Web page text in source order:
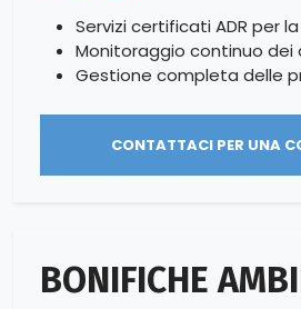
Servizi certificati ADR per
Monitoraggio continuo dei
Gestione completa delle
CONTATTACI PER UNA
BONIFICHE